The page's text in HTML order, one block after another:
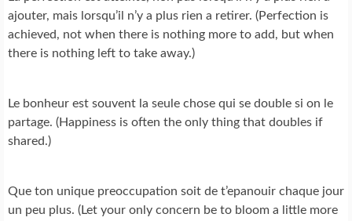
ajouter, mais lorsqu’il n’y a plus rien a retirer. (Perfection is
achieved, not when there is nothing more to add, but when
there is nothing left to take away.)
Le bonheur est souvent la seule chose qui se double si on le
partage. (Happiness is often the only thing that doubles if
shared.)
Que ton unique preoccupation soit de t’epanouir chaque jour
un peu plus. (Let your only concern be to bloom a little more